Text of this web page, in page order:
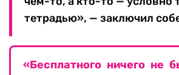
тетрадью», — заключил
«Бесплатного ничего не